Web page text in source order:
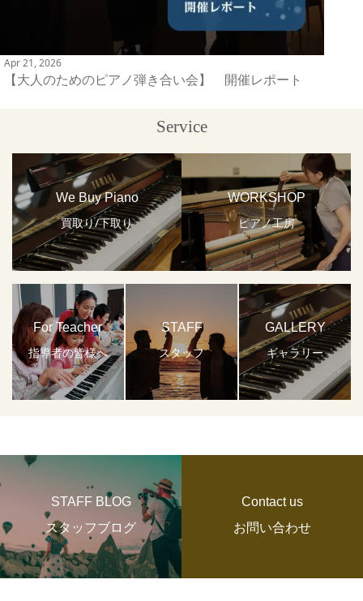
Apr 21, 2026
【大人のためのピアノ弾き合い会】 開催レポート
Service
We Buy Piano
買取り/下取り
WORKSHOP
ピアノ工房
For Teacher
指導者の皆様へ
STAFF
スタッフ
GALLERY
ギャラリー
STAFF BLOG
スタッフブログ
Contact us
お問い合わせ